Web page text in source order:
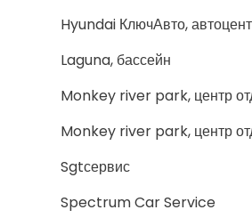
Hyundai КлючАвто,
Laguna, бассейн
Monkey river park, центр
Monkey river park, центр
Sgtсервис
Spectrum Car Service